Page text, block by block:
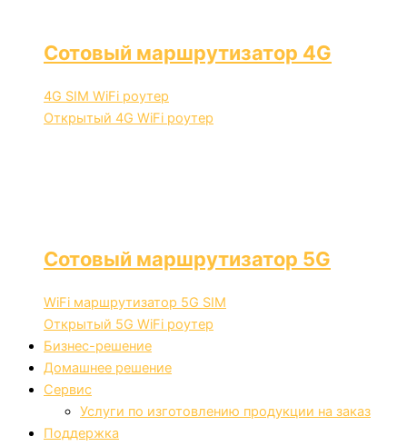
Сотовый маршрутизатор 4G
4G SIM WiFi роутер
Открытый 4G WiFi роутер
Сотовый маршрутизатор 5G
WiFi маршрутизатор 5G SIM
Открытый 5G WiFi роутер
Бизнес-решение
Домашнее решение
Сервис
Услуги по изготовлению продукции на заказ
Поддержка